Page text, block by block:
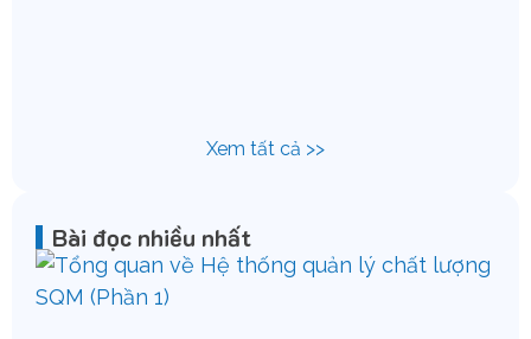
Xem tất cả >>
Bài đọc nhiều nhất